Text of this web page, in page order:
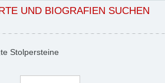
UND BIOGRAFIEN SUCHEN
Stolpersteine